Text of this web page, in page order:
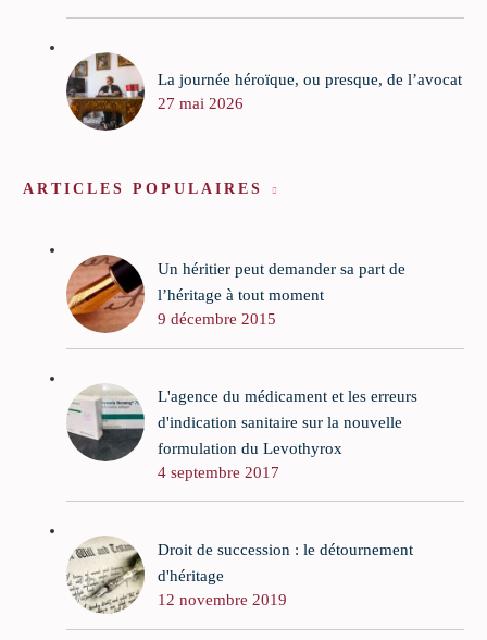
La journée héroïque, ou presque, de l’avocat
27 mai 2026
ARTICLES POPULAIRES
Un héritier peut demander sa part de
l’héritage à tout moment
9 décembre 2015
L'agence du médicament et les erreurs
d'indication sanitaire sur la nouvelle
formulation du Levothyrox
4 septembre 2017
Droit de succession : le détournement
d'héritage
12 novembre 2019